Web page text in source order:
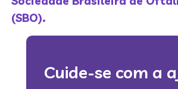
(SBO).